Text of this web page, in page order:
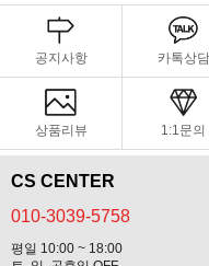
공지사항 카톡상담
상품리뷰 1:1문의
CS CENTER
010-3039-5758
평일 10:00 ~ 18:00